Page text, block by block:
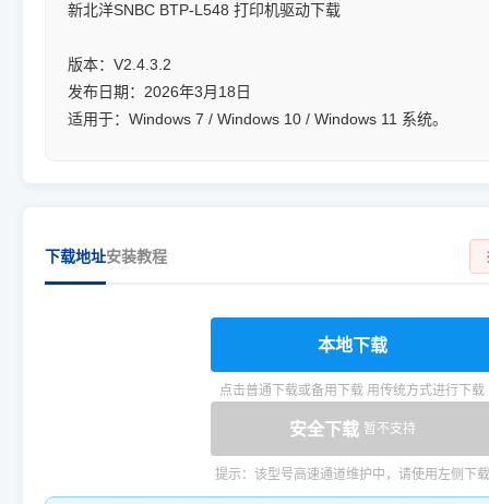
新北洋SNBC BTP-L548 打印机驱动下载
版本：V2.4.3.2
发布日期：2026年3月18日
适用于：Windows 7 / Windows 10 / Windows 11 系统。
下载地址安装教程
本地下载
点击普通下载或备用下载 用传统方式进行下载
安全下载 暂不支持
提示：该型号高速通道维护中，请使用左侧下载